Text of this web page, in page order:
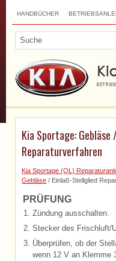
HANDBÜCHER
Kia Sportage:
Reparaturverfahren
Kia Sportage (QL)
Gebläse / Einlaß-Stellglied
PRÜFUNG
1. Zündung ausschalten.
2. Stecker des Frischluft/
3. Überprüfen, ob der
wenn 12 V an Klemme